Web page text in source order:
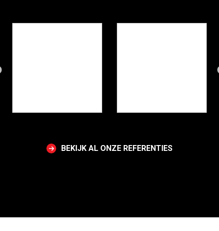
BEKIJK AL ONZE REFERENTIES